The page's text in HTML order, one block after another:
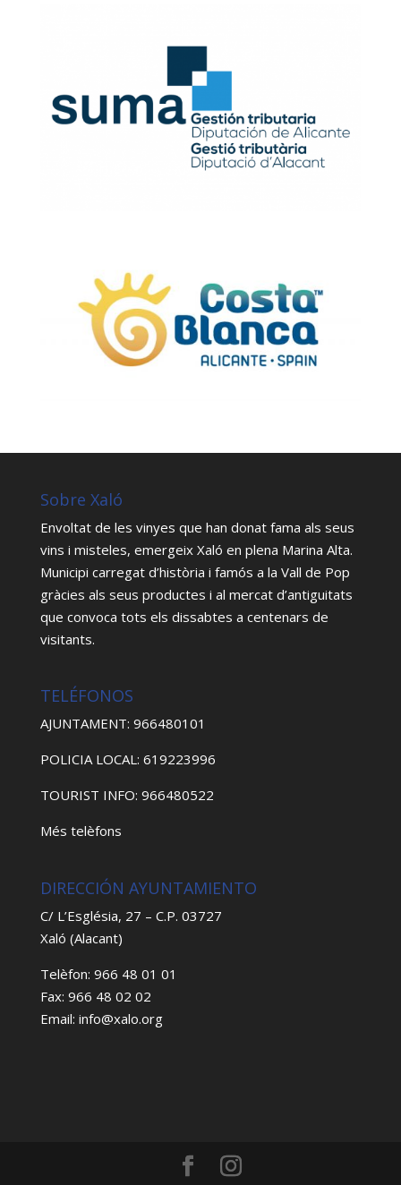
Sobre Xaló
Envoltat de les vinyes que han donat fama als seus
vins i misteles, emergeix Xaló en plena Marina Alta.
Municipi carregat d’història i famós a la Vall de Pop
gràcies als seus productes i al mercat d’antiguitats
que convoca tots els dissabtes a centenars de
visitants.
TELÉFONOS
AJUNTAMENT: 966480101
POLICIA LOCAL: 619223996
TOURIST INFO: 966480522
Més telèfons
DIRECCIÓN AYUNTAMIENTO
C/ L’Església, 27 – C.P. 03727
Xaló (Alacant)
Telèfon: 966 48 01 01
Fax: 966 48 02 02
Email: info@xalo.org